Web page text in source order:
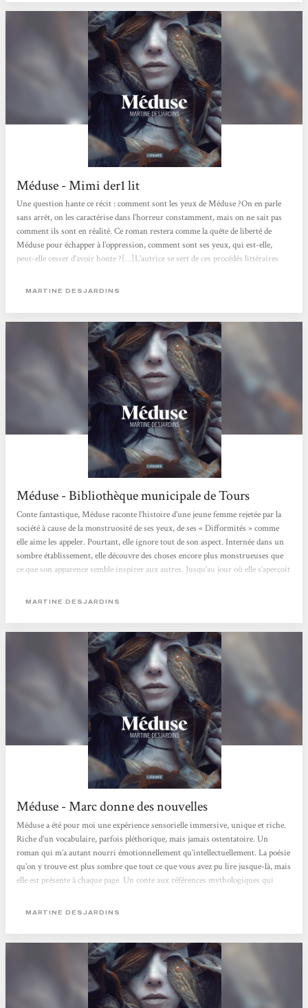
Méduse - Mimi der1 lit
Une question hante ce récit : comment sont les yeux de Méduse ?On en parle
sans arrêt, on les caractérise dans l’horreur constamment, mais on ne sait pas
comment ils sont en réalité. Ce roman restera comme la quête de liberté de
Méduse pour échapper à l’oppression, comment sont ses yeux, qui est-elle,
peut-elle cesser d’avoir honte ?[...]L’autrice se sert de ces procédés littéraires
Si cette existence nous est déjà insupportable, quelle vie est...
MARTINE DESJARDINS
Méduse - Bibliothèque municipale de Tours
Conte fantastique, Méduse raconte l’histoire d’une jeune femme rejetée par la
société à cause de la monstruosité de ses yeux, de ses « Difformités » comme
elle aime les appeler. Pourtant, elle ignore tout de son aspect. Internée dans un
sombre établissement, elle découvre des choses encore plus monstrueuses que
ce que son apparence semble inspirer aux autres. Jusqu’au jour où elle s’aperçoit
sauver… Martine Desjardins nous offre une histoire captivante au...
MARTINE DESJARDINS
Méduse - Marc donne des nouvelles
Méduse a été pour moi une expérience sensorielle immersive, unique et riche.
Riche d’un vocabulaire, parfois pléthorique, mais jamais ostentatoire. Un
roman qui m’a autant nourri émotionnellement qu’intellectuellement. La poésie
qu’on y trouve est plus sombre que tout ce que vous avez pu lire jusque-là, mais
elle est présente à chaque page. Un conte aux références mythologiques qui
sort de ces pages, se trouve dans l’enrichissement qu’elle apporte au lecteur,
MARTINE DESJARDINS